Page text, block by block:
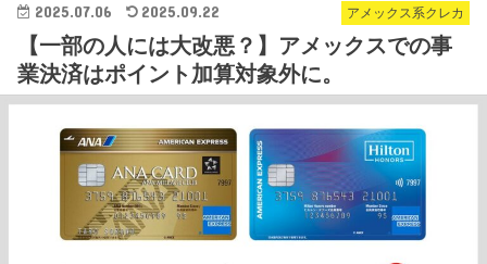
アメックス系クレカ
2025.07.06 2025.09.22
【一部の人には大改悪？】アメックスでの事
業決済はポイント加算対象外に。